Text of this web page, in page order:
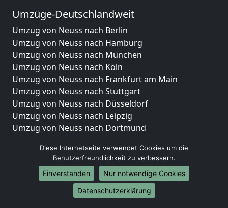
Umzüge-Deutschlandweit
Umzug von Neuss nach Berlin
Umzug von Neuss nach Hamburg
Umzug von Neuss nach München
Umzug von Neuss nach Köln
Umzug von Neuss nach Frankfurt am Main
Umzug von Neuss nach Stuttgart
Umzug von Neuss nach Düsseldorf
Umzug von Neuss nach Leipzig
Umzug von Neuss nach Dortmund
Umzug von Neuss nach Bremen
Umzug von Neuss nach Dresden
Umzug von Neuss nach Hannover
Umzug von Neuss nach Nürnberg
Umzug von Neuss nach Duisburg
Diese Internetseite verwendet Cookies um die
Benutzerfreundlichkeit zu verbessern.
Einverstanden
Nur notwendige Cookies
Datenschutzerklärung